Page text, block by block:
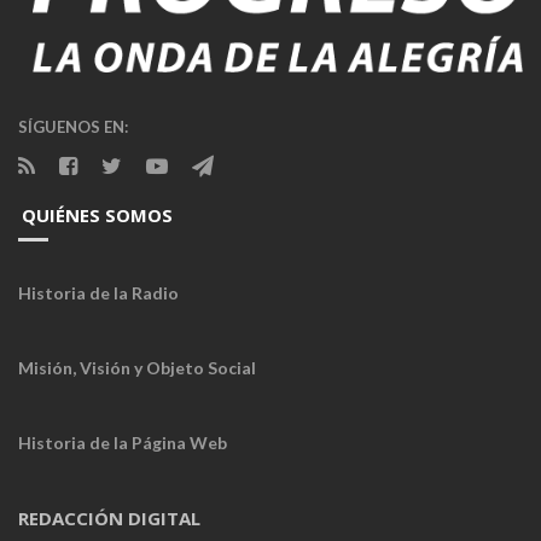
SÍGUENOS EN:
QUIÉNES SOMOS
Historia de la Radio
Misión, Visión y Objeto Social
Historia de la Página Web
REDACCIÓN DIGITAL